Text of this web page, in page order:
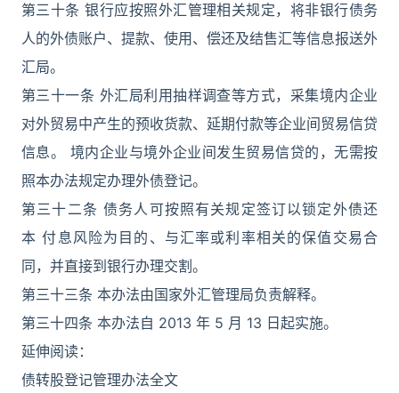
第三十条 银行应按照外汇管理相关规定，将非银行债务
人的外债账户、提款、使用、偿还及结售汇等信息报送外
汇局。
第三十一条 外汇局利用抽样调查等方式，采集境内企业
对外贸易中产生的预收货款、延期付款等企业间贸易信贷
信息。 境内企业与境外企业间发生贸易信贷的，无需按
照本办法规定办理外债登记。
第三十二条 债务人可按照有关规定签订以锁定外债还
本 付息风险为目的、与汇率或利率相关的保值交易合
同，并直接到银行办理交割。
第三十三条 本办法由国家外汇管理局负责解释。
第三十四条 本办法自 2013 年 5 月 13 日起实施。
延伸阅读：
债转股登记管理办法全文